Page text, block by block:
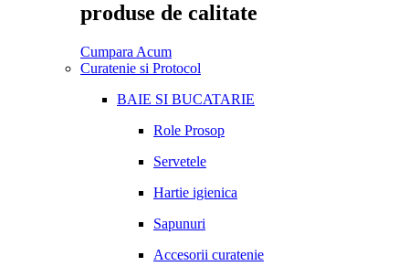
produse de calitate
Cumpara Acum
Curatenie si Protocol
BAIE SI BUCATARIE
Role Prosop
Servetele
Hartie igienica
Sapunuri
Accesorii curatenie